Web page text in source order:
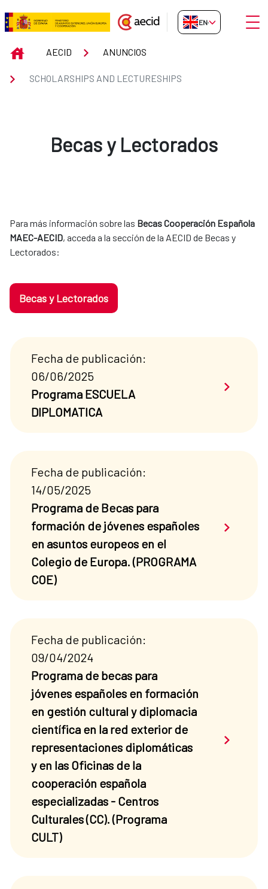
Skip to Main Content
Scholarships and Lectureships
EN-GB
INICIOAECID ANUNCIOS
SCHOLARSHIPS AND LECTURESHIPS
Becas y Lectorados
Para más información sobre las Becas Cooperación Española
MAEC-AECID, acceda a la sección de la AECID de Becas y
Lectorados:
Becas y Lectorados
Fecha de publicación:
06/06/2025
Programa ESCUELA
DIPLOMATICA
Saber
Fecha de publicación:
14/05/2025
Programa de Becas para
formación de jóvenes españoles
en asuntos europeos en el
Colegio de Europa. (PROGRAMA
COE)
Saber
Fecha de publicación:
09/04/2024
Programa de becas para
jóvenes españoles en formación
en gestión cultural y diplomacia
científica en la red exterior de
representaciones diplomáticas
y en las Oficinas de la
cooperación española
especializadas - Centros
Culturales (CC). (Programa
CULT)
Saber